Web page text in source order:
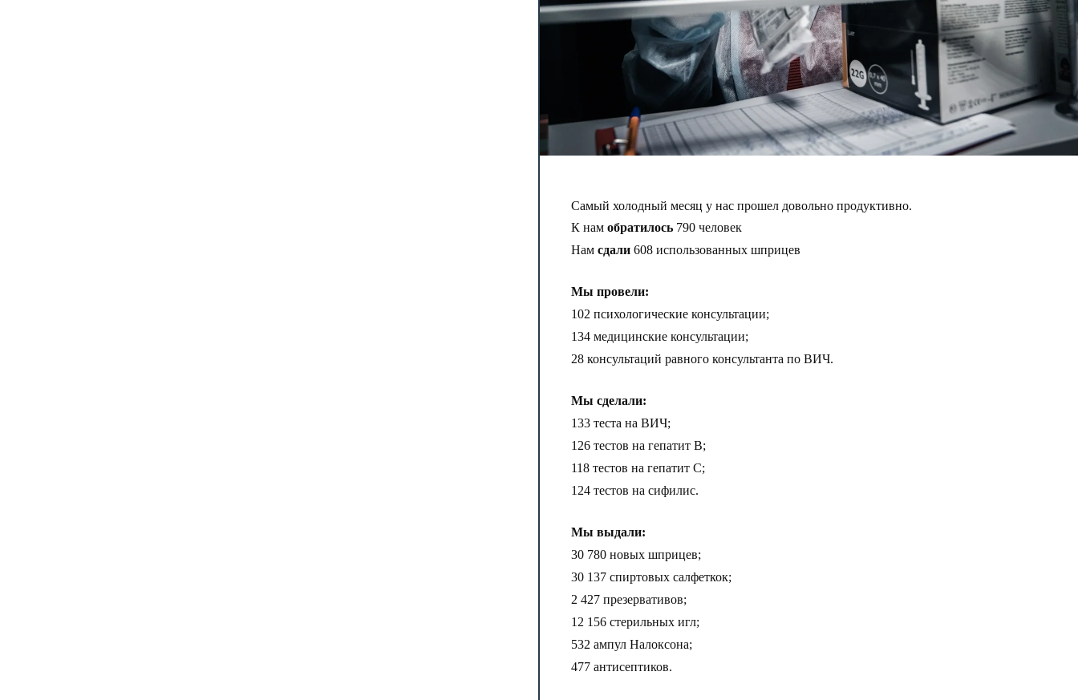
Самый холодный месяц у нас прошел довольно продуктивно.
К нам обратилось 790 человек
Нам сдали 608 использованных шприцев
Мы провели:
102 психологические консультации;
134 медицинские консультации;
28 консультаций равного консультанта по ВИЧ.
Мы сделали:
133 теста на ВИЧ;
126 тестов на гепатит В;
118 тестов на гепатит С;
124 тестов на сифилис.
Мы выдали:
30 780 новых шприцев;
30 137 спиртовых салфеткок;
2 427 презервативов;
12 156 стерильных игл;
532 ампул Налоксона;
477 антисептиков.